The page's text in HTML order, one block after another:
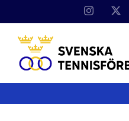
Instagram